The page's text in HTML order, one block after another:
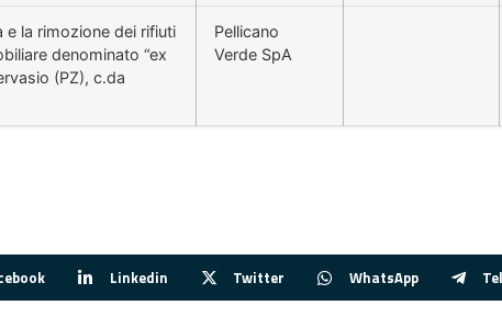
e la rimozione dei rifiuti
denominato “ex
(PZ), c.da
Pellicano
Verde SpA
Linkedin Twitter WhatsApp